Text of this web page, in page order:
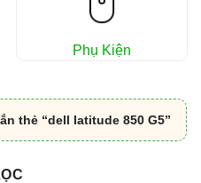
Phụ Kiện
thẻ “dell latitude 850 G5”